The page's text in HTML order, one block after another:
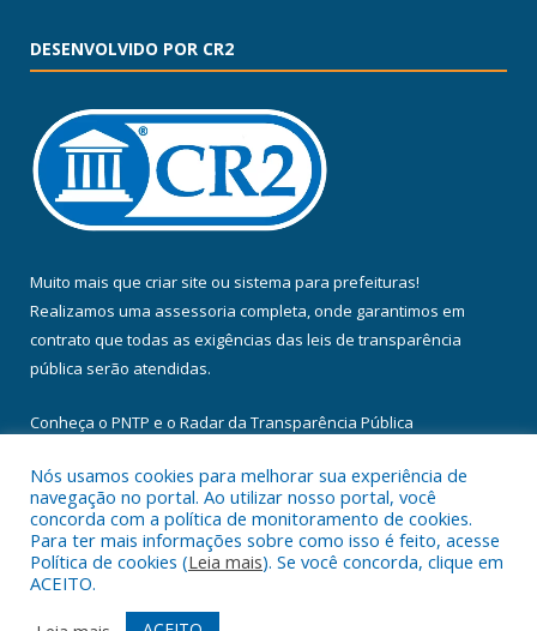
DESENVOLVIDO POR CR2
Muito mais que criar site ou sistema para prefeituras!
Realizamos uma assessoria completa, onde garantimos em
contrato que todas as exigências das leis de transparência
pública serão atendidas.
Conheça o PNTP e o Radar da Transparência Pública
Todos os direitos reservados a Câmara Municipal de Floresta do
Araguaia.
Nós usamos cookies para melhorar sua experiência de
navegação no portal. Ao utilizar nosso portal, você
concorda com a política de monitoramento de cookies.
Para ter mais informações sobre como isso é feito, acesse
Política de cookies (Leia mais). Se você concorda, clique em
ACEITO.